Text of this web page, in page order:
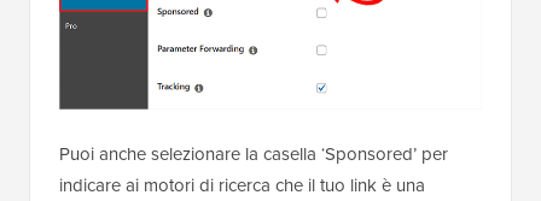
Puoi anche selezionare la casella ‘Sponsored’ per
indicare ai motori di ricerca che il tuo link è una